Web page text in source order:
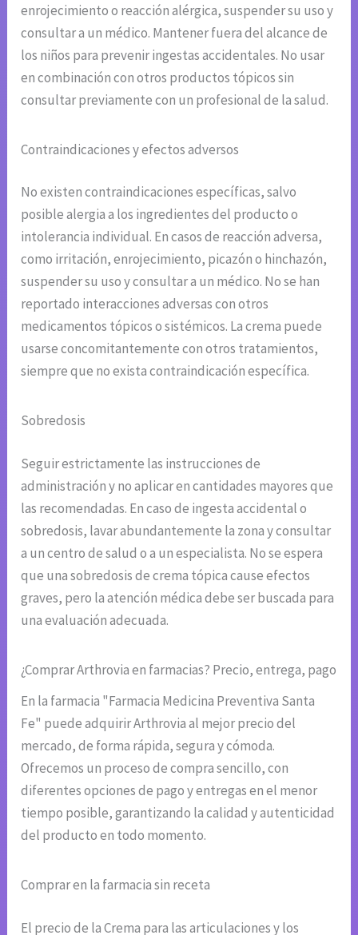
enrojecimiento o reacción alérgica, suspender su uso y
consultar a un médico. Mantener fuera del alcance de
los niños para prevenir ingestas accidentales. No usar
en combinación con otros productos tópicos sin
consultar previamente con un profesional de la salud.
Contraindicaciones y efectos adversos
No existen contraindicaciones específicas, salvo
posible alergia a los ingredientes del producto o
intolerancia individual. En casos de reacción adversa,
como irritación, enrojecimiento, picazón o hinchazón,
suspender su uso y consultar a un médico. No se han
reportado interacciones adversas con otros
medicamentos tópicos o sistémicos. La crema puede
usarse concomitantemente con otros tratamientos,
siempre que no exista contraindicación específica.
Sobredosis
Seguir estrictamente las instrucciones de
administración y no aplicar en cantidades mayores que
las recomendadas. En caso de ingesta accidental o
sobredosis, lavar abundantemente la zona y consultar
a un centro de salud o a un especialista. No se espera
que una sobredosis de crema tópica cause efectos
graves, pero la atención médica debe ser buscada para
una evaluación adecuada.
¿Comprar Arthrovia en farmacias? Precio, entrega, pago
En la farmacia "Farmacia Medicina Preventiva Santa
Fe" puede adquirir Arthrovia al mejor precio del
mercado, de forma rápida, segura y cómoda.
Ofrecemos un proceso de compra sencillo, con
diferentes opciones de pago y entregas en el menor
tiempo posible, garantizando la calidad y autenticidad
del producto en todo momento.
Comprar en la farmacia sin receta
El precio de la Crema para las articulaciones y los